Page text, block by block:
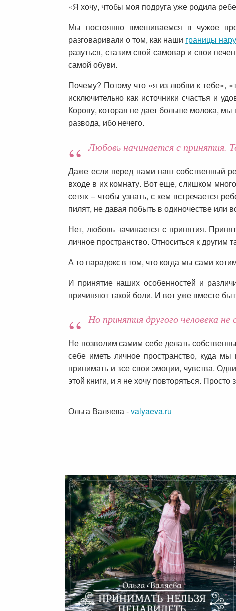
«Я хочу, чтобы моя подруга уже родила
Мы постоянно вмешиваемся в чужое
разговаривали о том, как наши границы
разуться, ставим свой самовар и свои
самой обуви.
Почему? Потому что «я из любви к тебе»,
исключительно как источники счастья и
Корову, которая не дает больше молока,
развода, ибо нечего.
Любовь начинается с принятия.
Даже если перед нами наш собственный
входе в их комнату. Вот еще, слишком
сетях – чтобы узнать, с кем встречается
пилят, не давая побыть в одиночестве или
Нет, любовь начинается с принятия.
личное пространство. Относиться к другим
А то парадокс в том, что когда мы сами хотим
И принятие наших особенностей и
причиняют такой боли. И вот уже вместе
Но принятия другого человека
Не позволим самим себе делать
себе иметь личное пространство, куда
принимать и все свои эмоции, чувства.
этой книги, и я не хочу повторяться.
Ольга Валяева -valyaeva.ru